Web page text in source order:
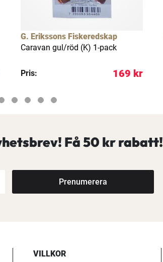
G. Erikssons Fiskeredskap
Caravan gul/röd (K) 1-pack
Pris: 169 kr
Få50 kr rabatt!
Prenumerera
VILLKOR